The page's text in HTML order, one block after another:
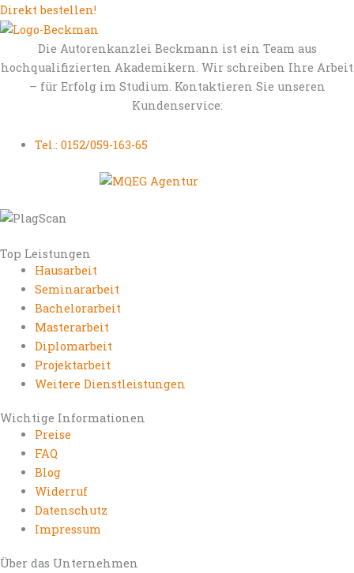
Direkt bestellen!
Die Autorenkanzlei Beckmann ist ein Team aus
hochqualifizierten Akademikern. Wir schreiben Ihre Arbeit
– für Erfolg im Studium. Kontaktieren Sie unseren
Kundenservice:
Tel.: 0152/059-163-65
Top Leistungen
Hausarbeit
Seminararbeit
Bachelorarbeit
Masterarbeit
Diplomarbeit
Projektarbeit
Weitere Dienstleistungen
Wichtige Informationen
Preise
FAQ
Blog
Widerruf
Datenschutz
Impressum
Über das Unternehmen